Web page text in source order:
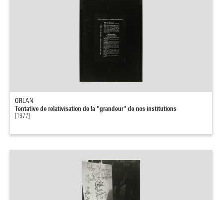
ORLAN
Tentative de relativisation de la "grandeur" de nos institutions
[1977]